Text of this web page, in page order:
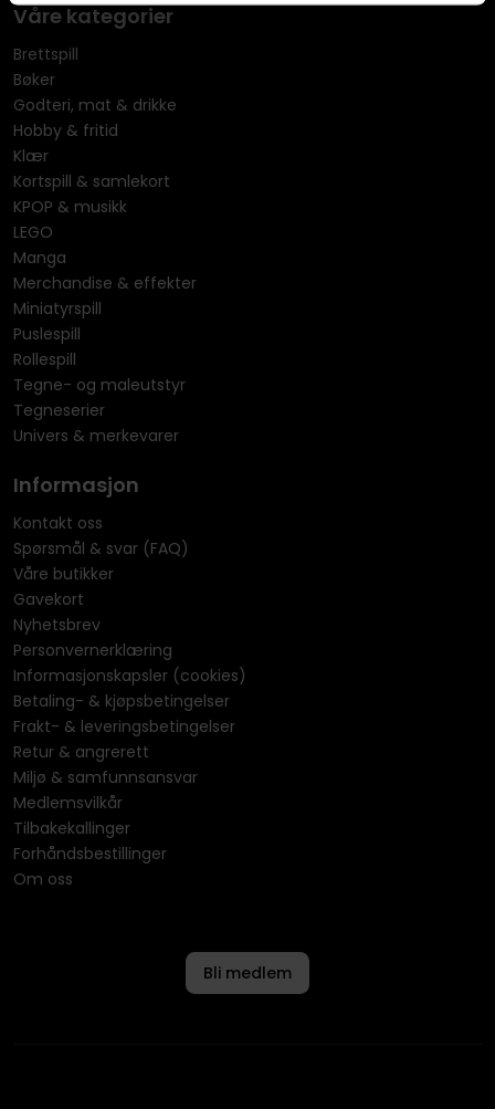
Våre kategorier
Brettspill
Bøker
Godteri, mat & drikke
Hobby & fritid
Klær
Kortspill & samlekort
KPOP & musikk
LEGO
Manga
Merchandise & effekter
Miniatyrspill
Puslespill
Rollespill
Tegne- og maleutstyr
Tegneserier
Univers & merkevarer
Informasjon
Kontakt oss
Spørsmål & svar (FAQ)
Våre butikker
Gavekort
Nyhetsbrev
Personvernerklæring
Informasjonskapsler (cookies)
Betaling- & kjøpsbetingelser
Frakt- & leveringsbetingelser
Retur & angrerett
Miljø & samfunnsansvar
Medlemsvilkår
Tilbakekallinger
Forhåndsbestillinger
Om oss
Bli medlem